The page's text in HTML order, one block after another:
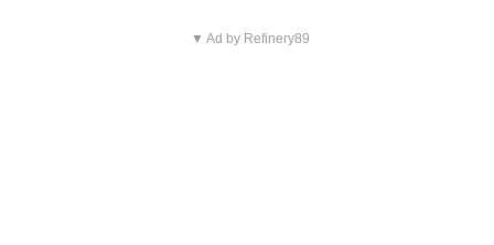
▼ Ad by Refinery89